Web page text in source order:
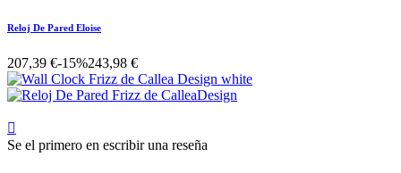
Reloj De Pared Eloise
207,39 €-15%243,98 €

Se el primero en escribir una reseña